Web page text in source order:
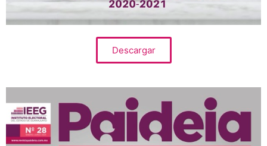
Descargar